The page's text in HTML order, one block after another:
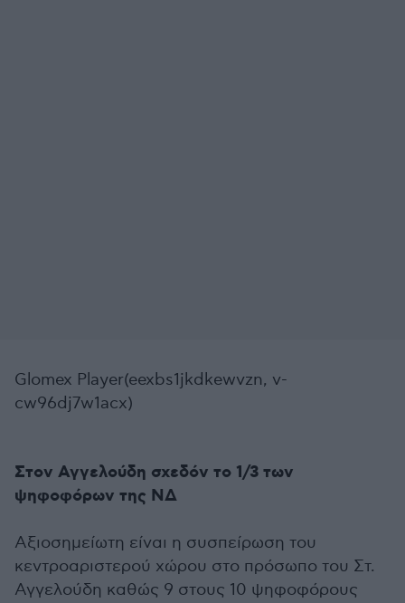
Glomex Player(eexbs1jkdkewvzn, v-
cw96dj7w1acx)
Στον Αγγελούδη σχεδόν το 1/3 των
ψηφοφόρων της ΝΔ
Αξιοσημείωτη είναι η συσπείρωση του
κεντροαριστερού χώρου στο πρόσωπο του Στ.
Αγγελούδη καθώς 9 στους 10 ψηφοφόρους